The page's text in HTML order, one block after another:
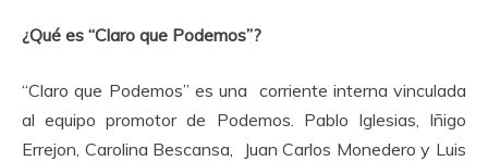
¿Qué es “Claro que Podemos”?
“Claro que Podemos” es una corriente interna vinculada
al equipo promotor de Podemos. Pablo Iglesias, Iñigo
Errejon, Carolina Bescansa, Juan Carlos Monedero y Luis